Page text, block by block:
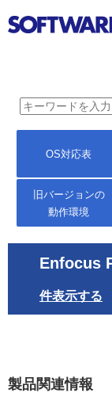
OS対応表
旧バージョンの
動作環境
Enfocus
件表示する
製品関連情報